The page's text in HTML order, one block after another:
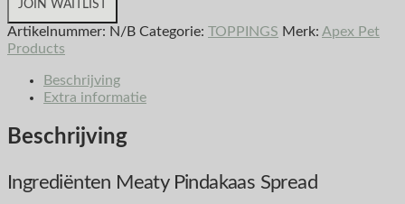
JOIN WAITLIST
Artikelnummer: N/B Categorie: TOPPINGS Merk: Apex Pet
Products
Beschrijving
Extra informatie
Beschrijving
Ingrediënten Meaty Pindakaas Spread